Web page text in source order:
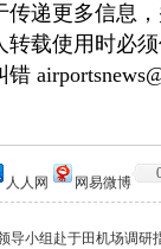
递更多信息
载使用时必
人人网 网易微博
导小组赴于田机场调研